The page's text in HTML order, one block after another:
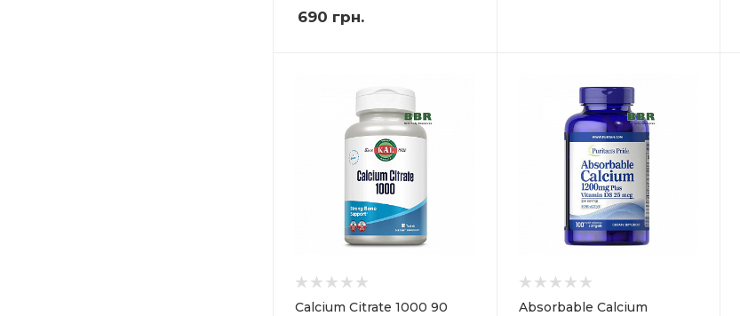
690 грн.
Calcium Citrate 1000 90
Absorbable Calcium